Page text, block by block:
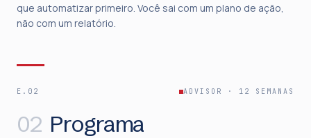
que automatizar primeiro. Você sai com um plano de ação,
não com um relatório.
E.02 ADVISOR · 12 SEMANAS
02 Programa